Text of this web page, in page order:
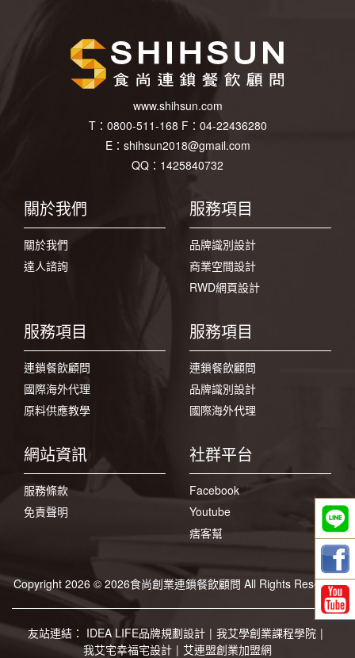
www.shihsun.com
T： 0800-511-168 F： 04-22436280
E： shihsun2018@gmail.com
QQ：1425840732
關於我們
關於我們
達人諮詢
服務項目
品牌識別設計
商業空間設計
RWD網頁設計
服務項目
連鎖餐飲顧問
國際海外代理
原料供應教學
服務項目
連鎖餐飲顧問
品牌識別設計
國際海外代理
網站資訊
服務條款
免責聲明
社群平台
Facebook
Youtube
痞客幫
Copyright 2026 © 2026食尚創業連鎖餐飲顧問 All Rights Reserved
友站連結： IDEA LIFE品牌規劃設計 | 我艾學創業課程學院 |
我艾宅幸福宅設計 | 艾連盟創業加盟網